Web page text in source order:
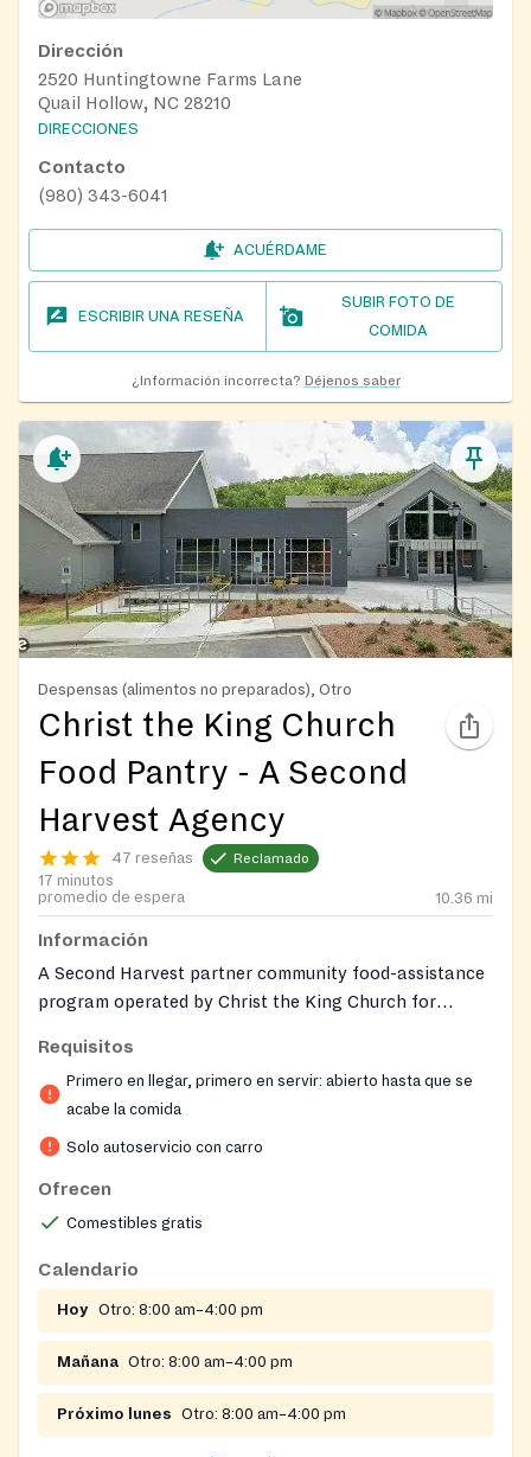
Dirección
2520 Huntingtowne Farms Lane
Quail Hollow, NC 28210
DIRECCIONES
Contacto
(980) 343-6041
ACUÉRDAME
ESCRIBIR UNA RESEÑA
SUBIR FOTO DE
COMIDA
¿Información incorrecta? Déjenos saber
Despensas (alimentos no preparados), Otro
Christ the King Church
Food Pantry - A Second
Harvest Agency
47 reseñas Reclamado
17 minutos
promedio de espera
10.36 mi
Información
A Second Harvest partner community food-assistance
program operated by Christ the King Church for
communities.
Requisitos
Primero en llegar, primero en servir: abierto hasta que se
acabe la comida
Solo autoservicio con carro
Ofrecen
Comestibles gratis
Calendario
Hoy Otro: 8:00 am–4:00 pm
Mañana Otro: 8:00 am–4:00 pm
Próximo lunes Otro: 8:00 am–4:00 pm